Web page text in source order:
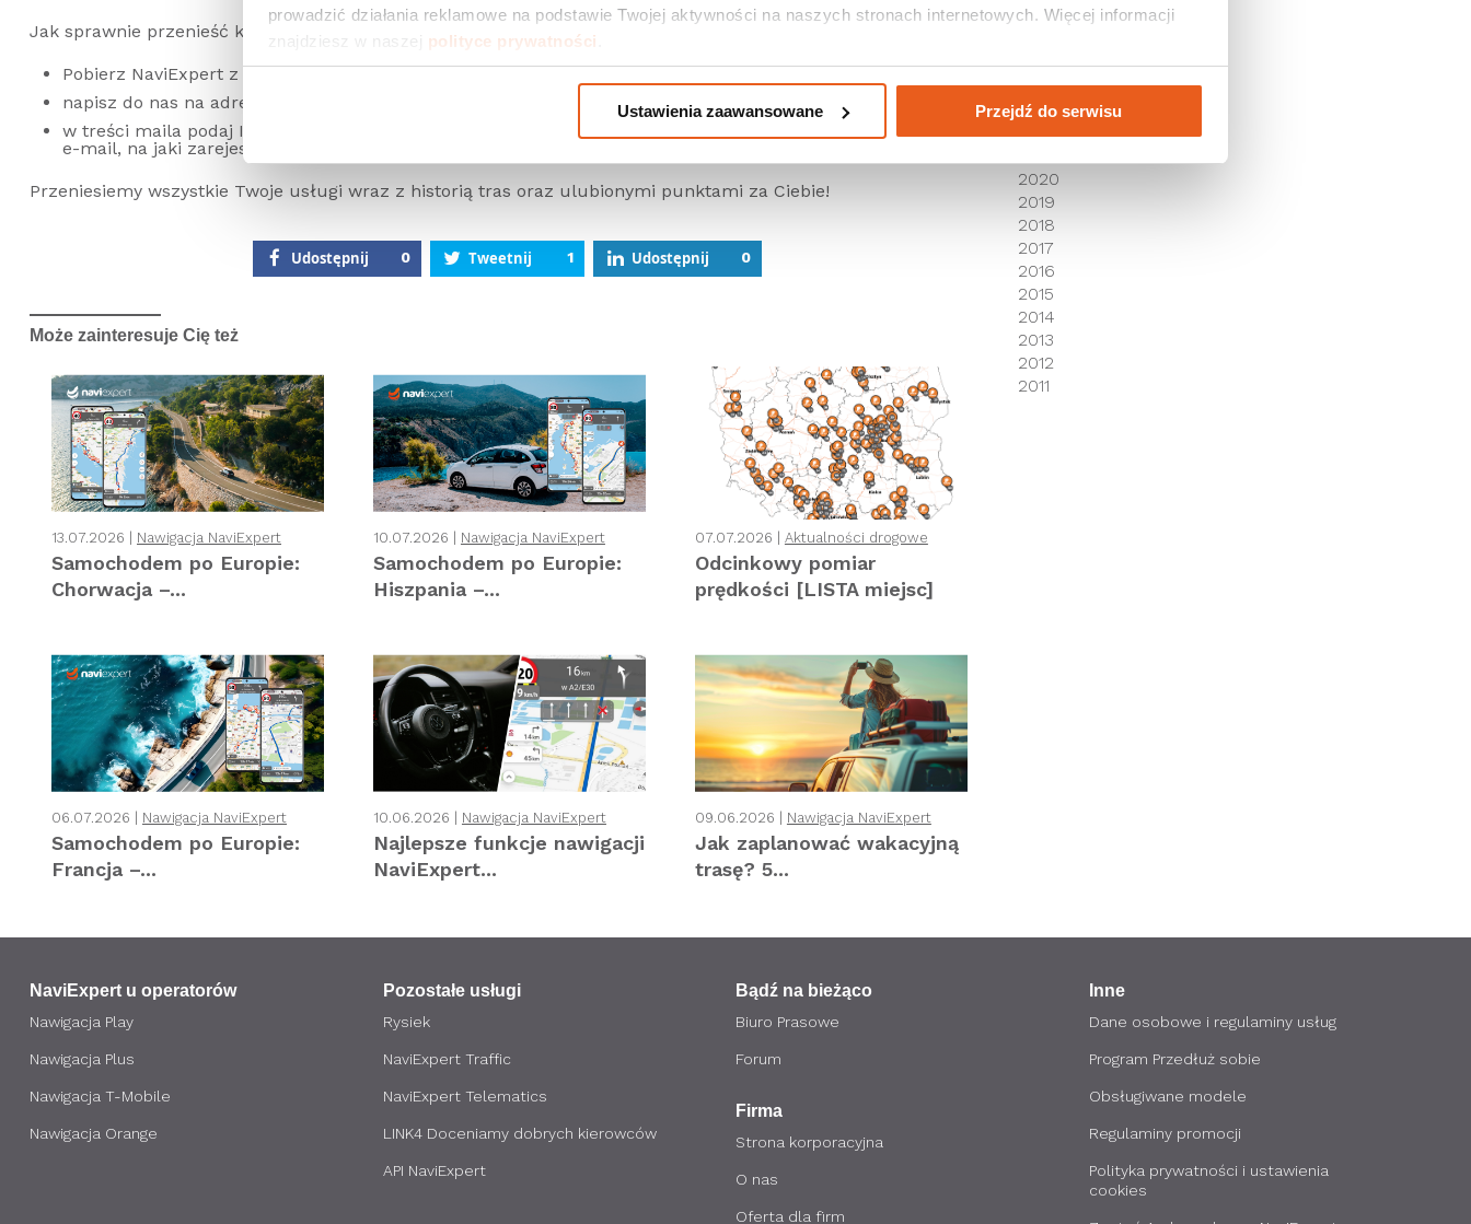
prowadzić działania reklamowe na podstawie Twojej aktywności na naszych stronach internetowych. Więcej informacji
znajdziesz w naszej polityce prywatności
Ustawienia zaawansowane Przejdź do serwisu
Jak sprawnie przenieść konto z wersji getne.pl na Google Play?
Pobierz NaviExpert z Google Play,
napisz do nas na adres: obsluga@naviexpert.pl,
w treści maila podaj ID użytkownika z aplikacji z getne.pl – NaviExpert L (Moje konto > Mój profil) oraz adres
e-mail, na jaki zarejestrowałeś się w NaviExpert z Google Play.
Przeniesiemy wszystkie Twoje usługi wraz z historią tras oraz ulubionymi punktami za Ciebie!
Udostępnij 0 Tweetnij 1 Udostępnij 0
Może zainteresuje Cię też
13.07.2026 | Nawigacja NaviExpert
Samochodem po Europie:
Chorwacja –...
10.07.2026 | Nawigacja NaviExpert
Samochodem po Europie:
Hiszpania –...
07.07.2026 | Aktualności drogowe
Odcinkowy pomiar
prędkości [LISTA miejsc]
06.07.2026 | Nawigacja NaviExpert
Samochodem po Europie:
Francja –...
10.06.2026 | Nawigacja NaviExpert
Najlepsze funkcje nawigacji
NaviExpert...
09.06.2026 | Nawigacja NaviExpert
Jak zaplanować wakacyjną
trasę? 5...
Archiwum
2025
2024
2023
2022
2020
2019
2018
2017
2016
2015
2014
2013
2012
2011
NaviExpert u operatorów
Nawigacja Play
Nawigacja Plus
Nawigacja T-Mobile
Nawigacja Orange
Pozostałe usługi
Rysiek
NaviExpert Traffic
NaviExpert Telematics
LINK4 Doceniamy dobrych kierowców
API NaviExpert
Bądź na bieżąco
Biuro Prasowe
Forum
Firma
Strona korporacyjna
O nas
Oferta dla firm
Inne
Dane osobowe i regulaminy usług
Program Przedłuż sobie
Obsługiwane modele
Regulaminy promocji
Polityka prywatności i ustawienia
cookies